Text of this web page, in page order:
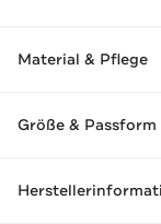
Material & Pflege
Größe & Passform